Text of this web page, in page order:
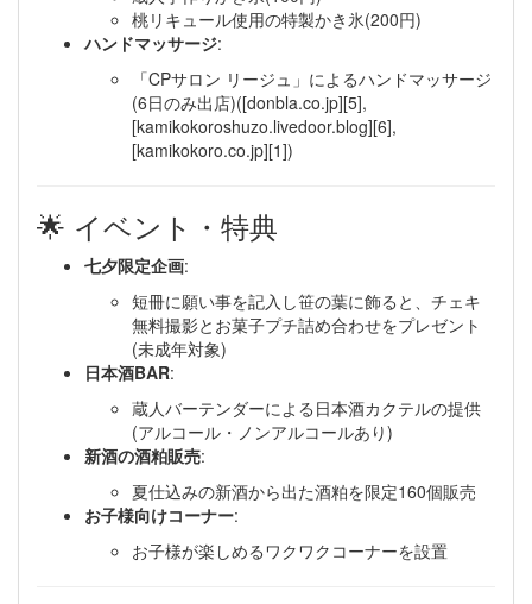
桃リキュール使用の特製かき氷(200円)
ハンドマッサージ:
「CPサロン リージュ」によるハンドマッサージ
(6日のみ出店)([donbla.co.jp][5],
[kamikokoroshuzo.livedoor.blog][6],
[kamikokoro.co.jp][1])
🌟 イベント・特典
七夕限定企画:
短冊に願い事を記入し笹の葉に飾ると、チェキ
無料撮影とお菓子プチ詰め合わせをプレゼント
(未成年対象)
日本酒BAR:
蔵人バーテンダーによる日本酒カクテルの提供
(アルコール・ノンアルコールあり)
新酒の酒粕販売:
夏仕込みの新酒から出た酒粕を限定160個販売
お子様向けコーナー:
お子様が楽しめるワクワクコーナーを設置